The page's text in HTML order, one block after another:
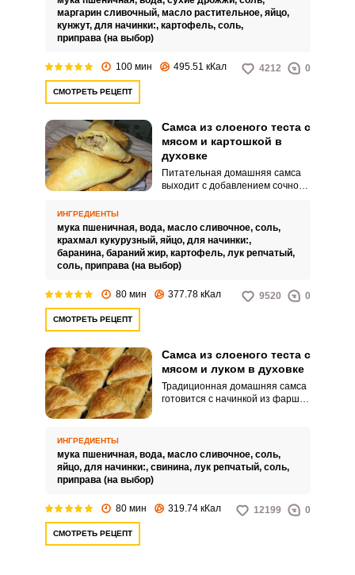
маргарин сливочный, масло растительное, яйцо,
кунжут, для начинки:, картофель, соль,
приправа (на выбор)
100 мин 495.51 кКал 4212 0
СМОТРЕТЬ РЕЦЕПТ
Самса из слоеного теста с
мясом и картошкой в
духовке
Питательная домашняя самса
выходит с добавлением сочного
добавит нежный и
запоминающийся вкус.
ИНГРЕДИЕНТЫ
мука пшеничная, вода, масло сливочное, соль,
крахмал кукурузный, яйцо, для начинки:,
баранина, бараний жир, картофель, лук репчатый,
соль, приправа (на выбор)
80 мин 377.78 кКал 9520 0
СМОТРЕТЬ РЕЦЕПТ
Самса из слоеного теста с
мясом и луком в духовке
Традиционная домашняя самса
готовится с начинкой из фарша
свойствами.
ИНГРЕДИЕНТЫ
мука пшеничная, вода, масло сливочное, соль,
яйцо, для начинки:, свинина, лук репчатый, соль,
приправа (на выбор)
80 мин 319.74 кКал 12199 0
СМОТРЕТЬ РЕЦЕПТ